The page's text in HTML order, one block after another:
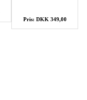
Pris: DKK 349,00